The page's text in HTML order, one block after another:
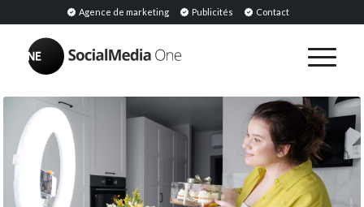
Agence de marketing Publicités Contact